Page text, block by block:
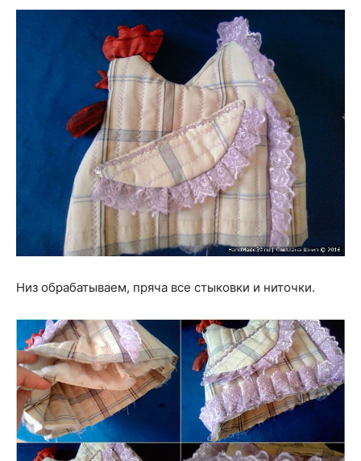
Низ обрабатываем, пряча все стыковки и ниточки.